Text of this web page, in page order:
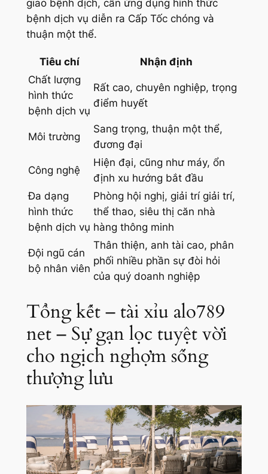
giao bệnh dịch, cần ứng dụng hình thức
bệnh dịch vụ diễn ra Cấp Tốc chóng và
thuận một thể.
Tiêu chí
Nhận định
Chất lượng
hình thức
bệnh dịch vụ
Rất cao, chuyên nghiệp, trọng
điểm huyết
Môi trường
Sang trọng, thuận một thể,
đương đại
Công nghệ
Hiện đại, cũng như máy, ổn
định xu hướng bắt đầu
Đa dạng
hình thức
bệnh dịch vụ
Phòng hội nghị, giải trí giải trí,
thể thao, siêu thị căn nhà
hàng thông minh
Đội ngũ cán
bộ nhân viên
Thân thiện, anh tài cao, phân
phối nhiều phần sự đòi hỏi
của quý doanh nghiệp
Tổng kết – tài xỉu alo789
net – Sự gạn lọc tuyệt vời
cho ngịch nghợm sống
thượng lưu